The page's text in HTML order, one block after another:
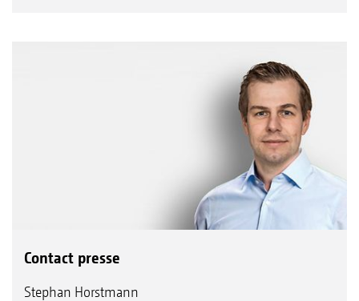
Contact presse
Stephan Horstmann